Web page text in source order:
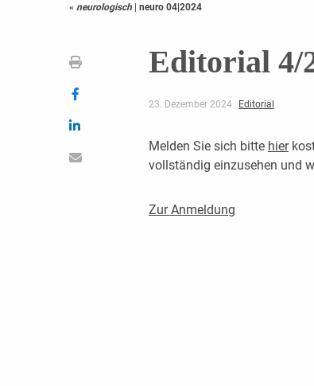
« neurologisch | neuro 04|2024
Editorial 4/
23. Dezember 2024 Editorial
Melden Sie sich bitte hier
vollständig einzusehen und
Zur Anmeldung